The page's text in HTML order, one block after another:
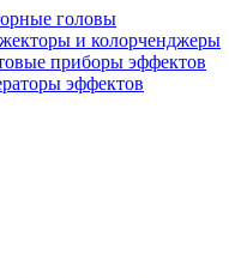
головы
и колорченджеры
приборы эффектов
эффектов